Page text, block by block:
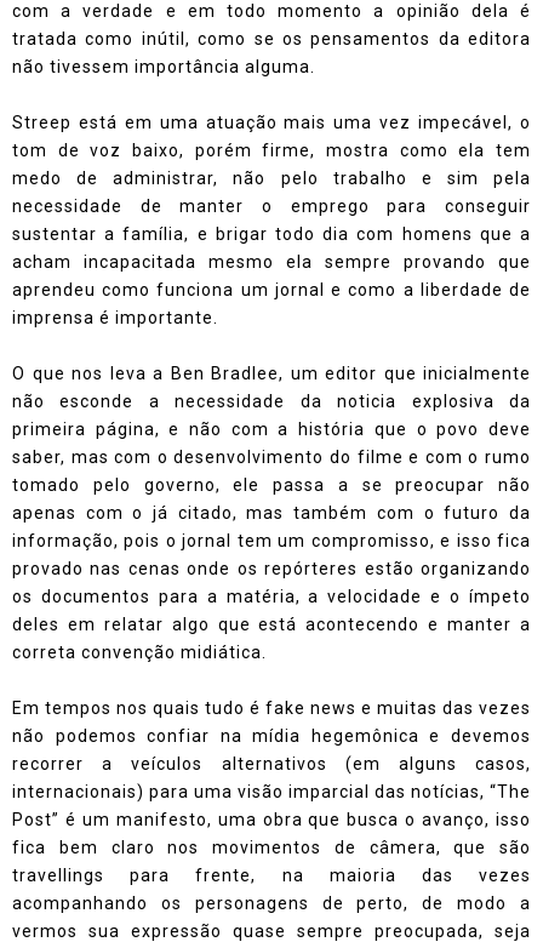
com a verdade e em todo momento a opinião dela é
tratada como inútil, como se os pensamentos da editora
não tivessem importância alguma.
Streep está em uma atuação mais uma vez impecável, o
tom de voz baixo, porém firme, mostra como ela tem
medo de administrar, não pelo trabalho e sim pela
necessidade de manter o emprego para conseguir
sustentar a família, e brigar todo dia com homens que a
acham incapacitada mesmo ela sempre provando que
aprendeu como funciona um jornal e como a liberdade de
imprensa é importante.
O que nos leva a Ben Bradlee, um editor que inicialmente
não esconde a necessidade da noticia explosiva da
primeira página, e não com a história que o povo deve
saber, mas com o desenvolvimento do filme e com o rumo
tomado pelo governo, ele passa a se preocupar não
apenas com o já citado, mas também com o futuro da
informação, pois o jornal tem um compromisso, e isso fica
provado nas cenas onde os repórteres estão organizando
os documentos para a matéria, a velocidade e o ímpeto
deles em relatar algo que está acontecendo e manter a
correta convenção midiática.
Em tempos nos quais tudo é fake news e muitas das vezes
não podemos confiar na mídia hegemônica e devemos
recorrer a veículos alternativos (em alguns casos,
internacionais) para uma visão imparcial das notícias, “The
Post” é um manifesto, uma obra que busca o avanço, isso
fica bem claro nos movimentos de câmera, que são
travellings para frente, na maioria das vezes
acompanhando os personagens de perto, de modo a
vermos sua expressão quase sempre preocupada, seja